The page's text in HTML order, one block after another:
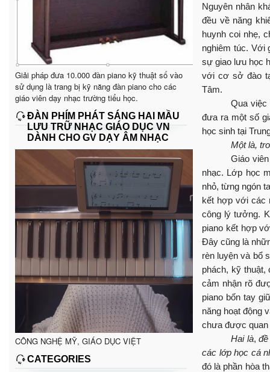
Giải pháp đưa 10.000 đàn piano kỹ thuật số vào
sử dụng là trang bị kỹ năng đàn piano cho các
giáo viên dạy nhạc trường tiểu học.
ĐÀN PHÍM PHÁT SÁNG HAI MẦU
LƯU TRỮ NHẠC GIÁO DỤC VN
DÀNH CHO GV DẠY ÂM NHẠC
CÔNG NGHỆ MỸ, GIÁO DỤC VIỆT
CATEGORIES
Nguyên nhân
đều về năng
huynh coi nhẹ,
nghiêm túc. Với
sự giao lưu học
với cơ sở đào
Tâm.
Qua việc
đưa ra một số
học sinh tại
Một là,
Giáo
nhạc. Lớp học
nhỏ, từng ngón
kết hợp với các
công lý tưởng.
piano kết hợp
Đây cũng là
rèn luyện và bổ
phách, kỹ
cảm nhận rõ
piano bốn tay
năng hoạt động
chưa được
Hai là,
các lớp học cá
đó là phần hòa